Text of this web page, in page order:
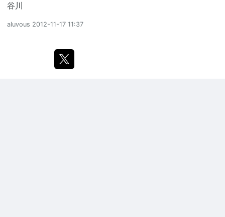
谷川
aluvous 2012-11-17 11:37